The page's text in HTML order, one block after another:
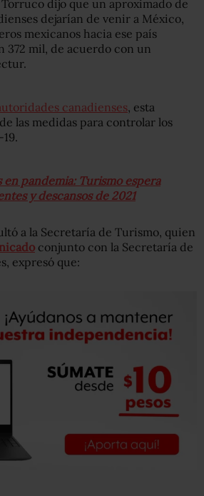
dijo que un aproximado de
dejarían de venir a México,
mexicanos hacia ese país
mil, de acuerdo con un
canadienses, esta
las medidas para controlar los
en pandemia: Turismo espera
y descansos de 2021
a la Secretaría de Turismo, quien
conjunto con la Secretaría de
expresó que: